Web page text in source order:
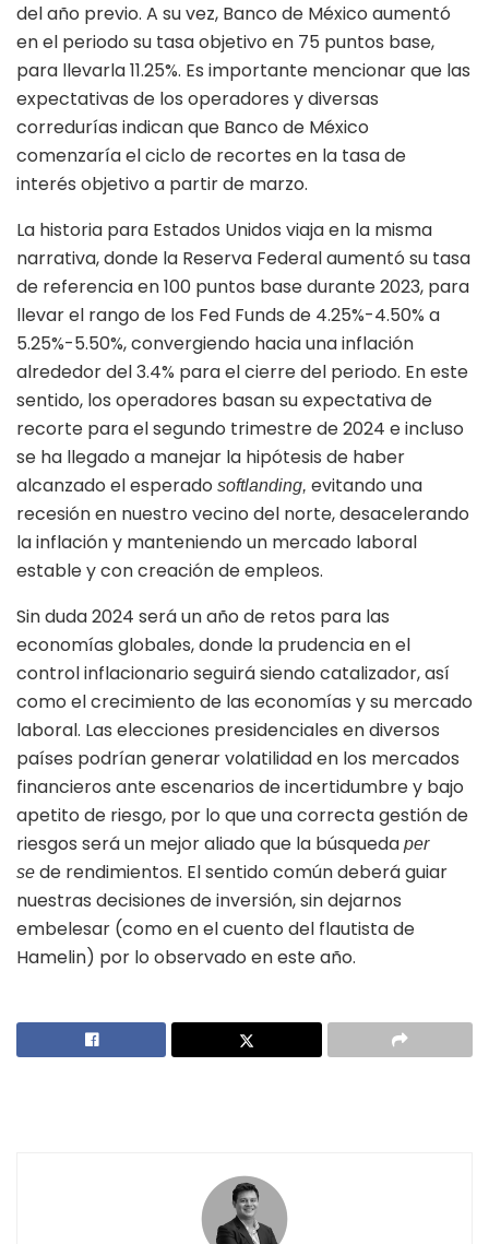
del año previo. A su vez, Banco de México aumentó
en el periodo su tasa objetivo en 75 puntos base,
para llevarla 11.25%. Es importante mencionar que las
expectativas de los operadores y diversas
corredurías indican que Banco de México
comenzaría el ciclo de recortes en la tasa de
interés objetivo a partir de marzo.
La historia para Estados Unidos viaja en la misma
narrativa, donde la Reserva Federal aumentó su tasa
de referencia en 100 puntos base durante 2023, para
llevar el rango de los Fed Funds de 4.25%-4.50% a
5.25%-5.50%, convergiendo hacia una inflación
alrededor del 3.4% para el cierre del periodo. En este
sentido, los operadores basan su expectativa de
recorte para el segundo trimestre de 2024 e incluso
se ha llegado a manejar la hipótesis de haber
alcanzado el esperado softlanding, evitando una
recesión en nuestro vecino del norte, desacelerando
la inflación y manteniendo un mercado laboral
estable y con creación de empleos.
Sin duda 2024 será un año de retos para las
economías globales, donde la prudencia en el
control inflacionario seguirá siendo catalizador, así
como el crecimiento de las economías y su mercado
laboral. Las elecciones presidenciales en diversos
países podrían generar volatilidad en los mercados
financieros ante escenarios de incertidumbre y bajo
apetito de riesgo, por lo que una correcta gestión de
riesgos será un mejor aliado que la búsqueda per
se de rendimientos. El sentido común deberá guiar
nuestras decisiones de inversión, sin dejarnos
embelesar (como en el cuento del flautista de
Hamelin) por lo observado en este año.